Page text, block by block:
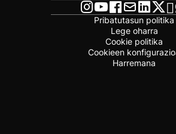
Pribatutasun politika
Lege oharra
Cookie politika
Cookieen
Harremana